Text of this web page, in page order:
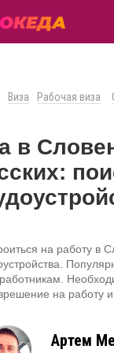
Виза Рабочая виза
в
на работу в
на работу и
Артем